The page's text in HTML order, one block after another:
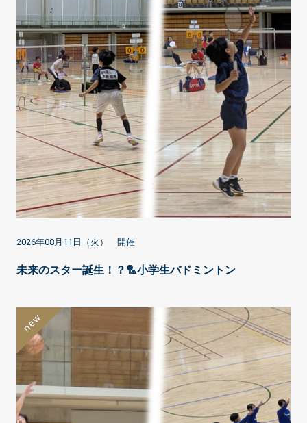
2026年08月11日（火） 開催
未来のスター誕生！？🏸小学生バドミントン